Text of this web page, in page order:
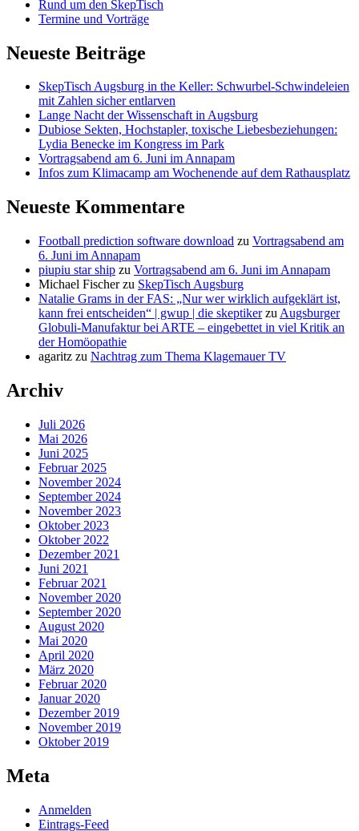
Rund um den SkepTisch
Termine und Vorträge
Neueste Beiträge
SkepTisch Augsburg in the Keller: Schwurbel-Schwindeleien
mit Zahlen sicher entlarven
Lange Nacht der Wissenschaft in Augsburg
Dubiose Sekten, Hochstapler, toxische Liebesbeziehungen:
Lydia Benecke im Kongress im Park
Vortragsabend am 6. Juni im Annapam
Infos zum Klimacamp am Wochenende auf dem Rathausplatz
Neueste Kommentare
Football prediction software download zu Vortragsabend am
6. Juni im Annapam
piupiu star ship zu Vortragsabend am 6. Juni im Annapam
Michael Fischerzu SkepTisch Augsburg
Natalie Grams in der FAS: „Nur wer wirklich aufgeklärt ist,
kann frei entscheiden“ | gwup | die skeptikerzu Augsburger
Globuli-Manufaktur bei ARTE – eingebettet in viel Kritik an
der Homöopathie
agaritz zu Nachtrag zum Thema Klagemauer TV
Archiv
Juli 2026
Mai 2026
Juni 2025
Februar 2025
November 2024
September 2024
November 2023
Oktober 2023
Oktober 2022
Dezember 2021
Juni 2021
Februar 2021
November 2020
September 2020
August 2020
Mai 2020
April 2020
März 2020
Februar 2020
Januar 2020
Dezember 2019
November 2019
Oktober 2019
Meta
Anmelden
Eintrags-Feed